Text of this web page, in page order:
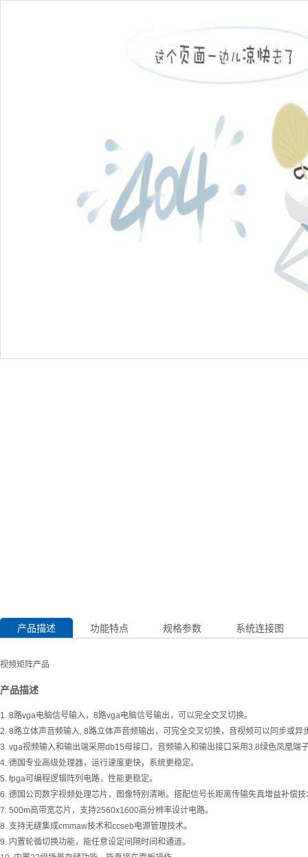
产品描述 功能特点 规格参数 系统连接图
视频矩阵产品
产品描述
1. 8路vga电脑信号输入，8路vga电脑信号输出，可以完全交叉切换。
2. 8路立体声音频输入, 8路立体声音频输出，可完全交叉切换，音视频可以同步或异
3. vga视频输入和输出端采用db15母接口，音频输入和输出接口采用3.8绿色凤凰端
4. 德国专业高级处理器，运行速度更快，系统更稳定。
5. fpga可编程逻辑阵列电路，性能更稳定。
6. 德国公司数字视频处理芯片，图像特别清晰。搭配信号长距离传输失真增益补偿
7. 500m高带宽芯片，支持2560x1600高分辨率设计电路。
8. 支持无缝集成cmmaw技术和ccseb电源管理技术。
9. 内置轮循切换功能，能任意设定间隔时间和通道。